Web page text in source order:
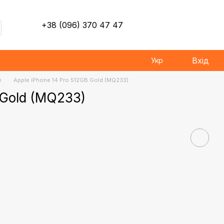
+38 (096) 370 47 47
Укр Вхід
Apple iPhone 14 Pro 512GB Gold (MQ233)
(MQ233)